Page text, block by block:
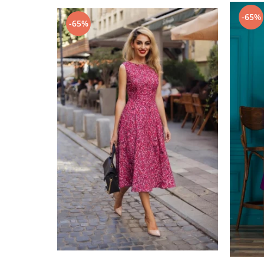
-65%
-65%